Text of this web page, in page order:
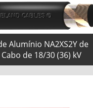
Alumínio NA2XS2Y de
Cabo de 18/30 (36) kV